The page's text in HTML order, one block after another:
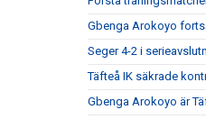
Gbenga Arokoyo
Seger 4-2 i
Täfteå IK säkrade
Gbenga Arokoyo är